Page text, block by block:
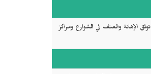
الإهانة والعنف في الشوارع ومراكز